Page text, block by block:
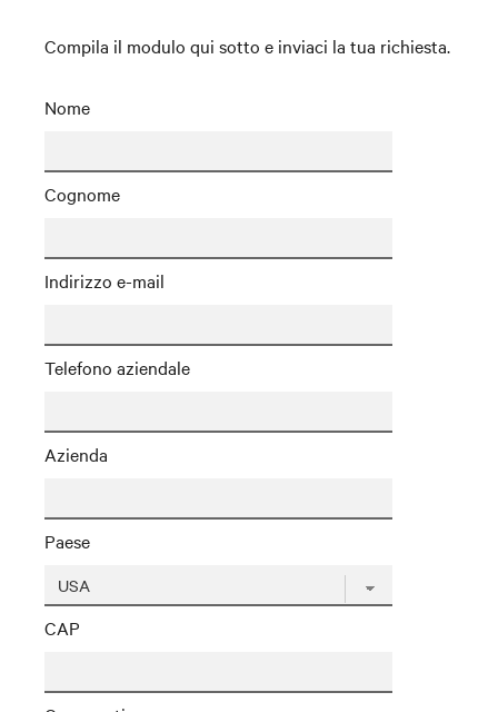
Compila il modulo qui sotto e inviaci la tua richiesta.
Nome
Cognome
Indirizzo e-mail
Telefono aziendale
Azienda
Paese
CAP